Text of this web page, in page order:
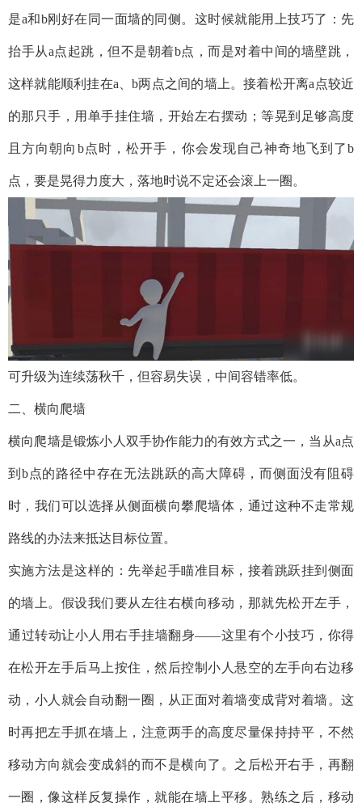
是a和b刚好在同一面墙的同侧。这时候就能用上技巧了：先
抬手从a点起跳，但不是朝着b点，而是对着中间的墙壁跳，
这样就能顺利挂在a、b两点之间的墙上。接着松开离a点较近
的那只手，用单手挂住墙，开始左右摆动；等晃到足够高度
且方向朝向b点时，松开手，你会发现自己神奇地飞到了b
点，要是晃得力度大，落地时说不定还会滚上一圈。
可升级为连续荡秋千，但容易失误，中间容错率低。
二、横向爬墙
横向爬墙是锻炼小人双手协作能力的有效方式之一，当从a点
到b点的路径中存在无法跳跃的高大障碍，而侧面没有阻碍
时，我们可以选择从侧面横向攀爬墙体，通过这种不走常规
路线的办法来抵达目标位置。
实施方法是这样的：先举起手瞄准目标，接着跳跃挂到侧面
的墙上。假设我们要从左往右横向移动，那就先松开左手，
通过转动让小人用右手挂墙翻身——这里有个小技巧，你得
在松开左手后马上按住，然后控制小人悬空的左手向右边移
动，小人就会自动翻一圈，从正面对着墙变成背对着墙。这
时再把左手抓在墙上，注意两手的高度尽量保持持平，不然
移动方向就会变成斜的而不是横向了。之后松开右手，再翻
一圈，像这样反复操作，就能在墙上平移。熟练之后，移动